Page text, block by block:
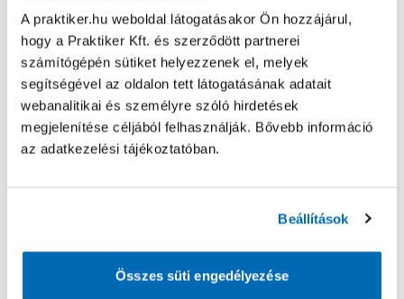
A praktiker.hu weboldal látogatásakor Ön hozzájárul,
hogy a Praktiker Kft. és szerződött partnerei
számítógépén sütiket helyezzenek el, melyek
segítségével az oldalon tett látogatásának adatait
webanalitikai és személyre szóló hirdetések
megjelenítése céljából felhasználják. Bővebb információ
az adatkezelési tájékoztatóban.
Beállítások
Összes süti engedélyezése
Oldal újratöltése